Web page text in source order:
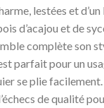
lestées et
d’acajou et de
complète son
parfait pour un
se plie
de qualité